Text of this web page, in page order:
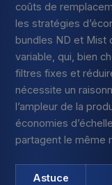
coûts de
les stratégies
bundles ND et Mist
variable, qui, bien
filtres fixes et
nécessite un
l’ampleur de la
économies
partagent le même
Astuce